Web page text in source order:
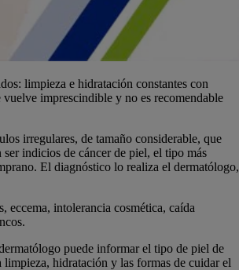
limpieza e hidratación constantes con
imprescindible y no es recomendable
irregulares, de tamaño considerable, que
indicios de cáncer de piel, el tipo más
El diagnóstico lo realiza el dermatólogo,
eccema, intolerancia cosmética, caída
puede informar el tipo de piel de
hidratación y las formas de cuidar el